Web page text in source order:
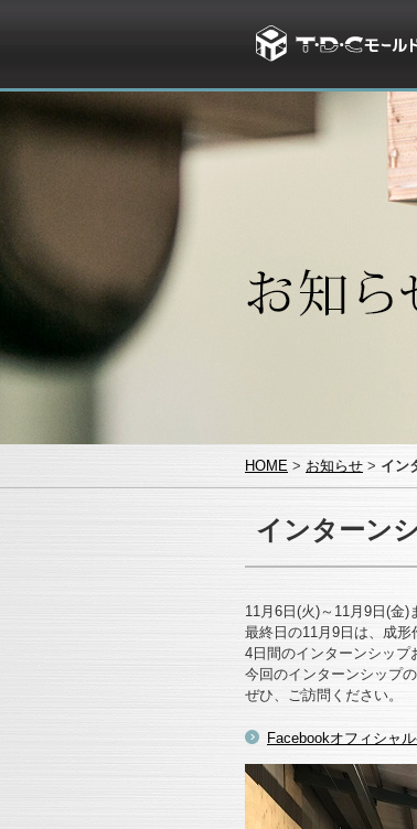
HOME > お知らせ > イン
インターン
11月6日(火)～11月9日(金)
最終日の11月9日は、成形
4日間のインターンシップ
今回のインターンシップ
ぜひ、ご訪問ください。
Facebookオフィシャ